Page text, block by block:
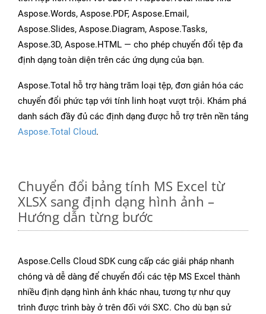
Aspose.Words, Aspose.PDF, Aspose.Email,
Aspose.Slides, Aspose.Diagram, Aspose.Tasks,
Aspose.3D, Aspose.HTML — cho phép chuyển đổi tệp đa
định dạng toàn diện trên các ứng dụng của bạn.
Aspose.Total hỗ trợ hàng trăm loại tệp, đơn giản hóa các
chuyển đổi phức tạp với tính linh hoạt vượt trội. Khám phá
danh sách đầy đủ các định dạng được hỗ trợ trên nền tảng
Aspose.Total Cloud.
Chuyển đổi bảng tính MS Excel từ
XLSX sang định dạng hình ảnh –
Hướng dẫn từng bước
Aspose.Cells Cloud SDK cung cấp các giải pháp nhanh
chóng và dễ dàng để chuyển đổi các tệp MS Excel thành
nhiều định dạng hình ảnh khác nhau, tương tự như quy
trình được trình bày ở trên đối với SXC. Cho dù bạn sử